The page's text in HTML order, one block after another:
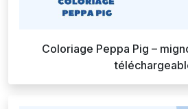
Coloriage Peppa Pig –